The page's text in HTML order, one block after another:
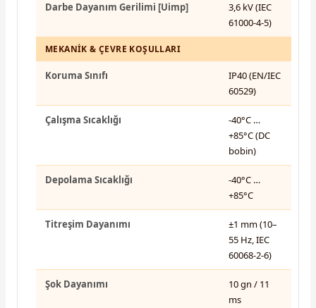
Darbe Dayanım Gerilimi [Uimp]
3,6 kV (IEC
61000-4-5)
MEKANIK & ÇEVRE KOŞULLARI
Koruma Sınıfı
IP40 (EN/IEC
60529)
Çalışma Sıcaklığı
-40°C …
+85°C (DC
bobin)
Depolama Sıcaklığı
-40°C …
+85°C
Titreşim Dayanımı
±1 mm (10–
55 Hz, IEC
60068-2-6)
Şok Dayanımı
10 gn / 11
ms